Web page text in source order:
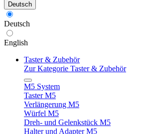
Deutsch
Deutsch
English
Taster & Zubehör
Zur Kategorie Taster & Zubehör
M5 System
Taster M5
Verlängerung M5
Würfel M5
Dreh- und Gelenkstück M5
Halter und Adapter M5